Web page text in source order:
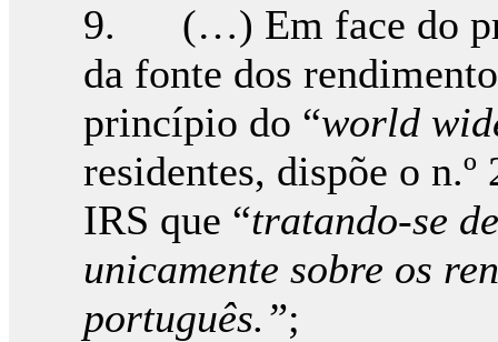
9. (…) Em face do
da fonte dos
princípio do “world
residentes, dispõe o
IRS que “tratando-se
unicamente sobre os
português.”;